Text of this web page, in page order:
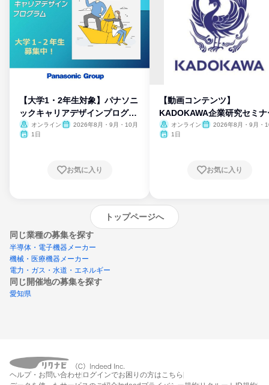
【大学1・2年生対象】パナソニ
ックキャリアデザインプログラ
ム
オンライン
2026年8月・9月・10月
1日
お気に入り
【動画コンテンツ】
KADOKAWA企業研究セミナ
オンライン
2026年8月・9月・
1日
お気に入り
トップページへ
同じ業種の募集を探す
半導体・電子機器メーカー
機械・医療機器メーカー
電力・ガス・水道・エネルギー
同じ開催地の募集を探す
愛知県
エントリーするとプログラムの詳細案内を
受け取れるようになります
ヘルプ・お問い合わせ ログインでお困りの方はこちら